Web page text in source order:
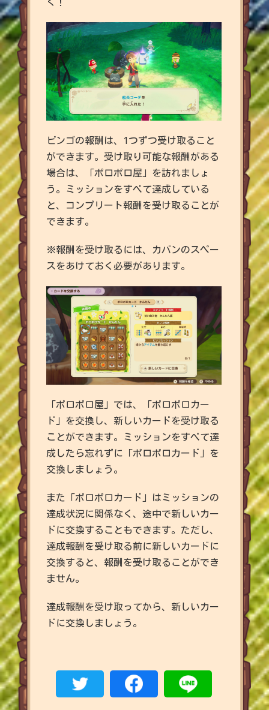
ビンゴの報酬は、1つずつ受け取ること
ができます。受け取り可能な報酬がある
場合は、「ポロポロ屋」を訪れましょ
う。ミッションをすべて達成している
と、コンプリート報酬を受け取ることが
できます。
※報酬を受け取るには、カバンのスペー
スをあけておく必要があります。
「ポロポロ屋」では、「ポロポロカー
ド」を交換し、新しいカードを受け取る
ことができます。ミッションをすべて達
成したら忘れずに「ポロポロカード」を
交換しましょう。
また「ポロポロカード」はミッションの
達成状況に関係なく、途中で新しいカー
ドに交換することもできます。ただし、
達成報酬を受け取る前に新しいカードに
交換すると、報酬を受け取ることができ
ません。
達成報酬を受け取ってから、新しいカー
ドに交換しましょう。